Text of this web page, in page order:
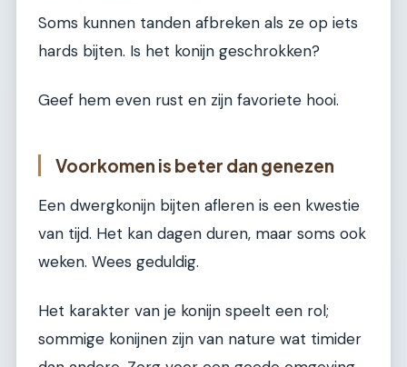
Soms kunnen tanden afbreken als ze op iets
hards bijten. Is het konijn geschrokken?
Geef hem even rust en zijn favoriete hooi.
Voorkomen is beter dan genezen
Een dwergkonijn bijten afleren is een kwestie
van tijd. Het kan dagen duren, maar soms ook
weken. Wees geduldig.
Het karakter van je konijn speelt een rol;
sommige konijnen zijn van nature wat timider